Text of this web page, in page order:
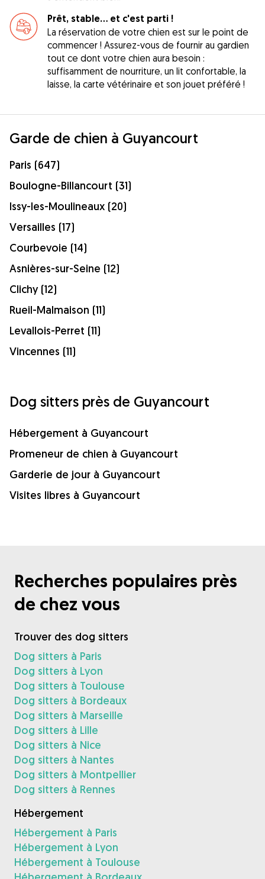
Prêt, stable... et c'est parti !
La réservation de votre chien est sur le point de
commencer ! Assurez-vous de fournir au gardien
tout ce dont votre chien aura besoin :
suffisamment de nourriture, un lit confortable, la
laisse, la carte vétérinaire et son jouet préféré !
Garde de chien à Guyancourt
Paris (647)
Boulogne-Billancourt (31)
Issy-les-Moulineaux (20)
Versailles (17)
Courbevoie (14)
Asnières-sur-Seine (12)
Clichy (12)
Rueil-Malmaison (11)
Levallois-Perret (11)
Vincennes (11)
Dog sitters près de Guyancourt
Hébergement à Guyancourt
Promeneur de chien à Guyancourt
Garderie de jour à Guyancourt
Visites libres à Guyancourt
Recherches populaires près
de chez vous
Trouver des dog sitters
Dog sitters à Paris
Dog sitters à Lyon
Dog sitters à Toulouse
Dog sitters à Bordeaux
Dog sitters à Marseille
Dog sitters à Lille
Dog sitters à Nice
Dog sitters à Nantes
Dog sitters à Montpellier
Dog sitters à Rennes
Hébergement
Hébergement à Paris
Hébergement à Lyon
Hébergement à Toulouse